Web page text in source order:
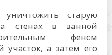
старую
стенах в ванной
феном
участок, а затем его